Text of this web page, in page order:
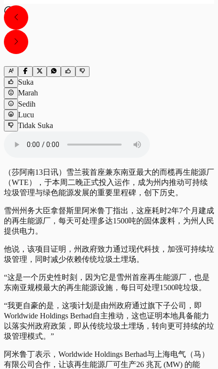
Suka
Marah
Sedih
Lucu
Tidak Suka
（莎阿南13日讯）雪兰莪首座兼东南亚最大的而榄再生能源厂
（WTE），于本周二晚正式投入运作，成为州内推动可持续
垃圾管理与绿色能源发展的重要里程碑，创下历史。
雪州州务大臣拿督斯里阿米鲁丁指出，这座耗时2年7个月建成
的再生能源厂，每天可处理多达1500吨的固体废料，为州人民
提供电力。
他说，该项目证明，州政府致力通过现代科技，加强可持续垃
圾管理，同时减少依赖传统垃圾土埋场。
“这是一个历史性时刻，因为它是雪州首座再生能源厂，也是
东南亚规模最大的再生能源设施，每日可处理1500吨垃圾。
“我更自豪的是，这项计划是由州政府通过旗下子公司，即
Worldwide Holdings Berhad自主推动，这也证明本地具备能力
以落实州政府政策，即从传统垃圾土埋场，转向更可持续的垃
圾管理模式。”
阿米鲁丁表示，Worldwide Holdings Berhad与上海电气（马）
有限公司合作，让该再生能源厂可生产26 兆瓦 (MW) 的能